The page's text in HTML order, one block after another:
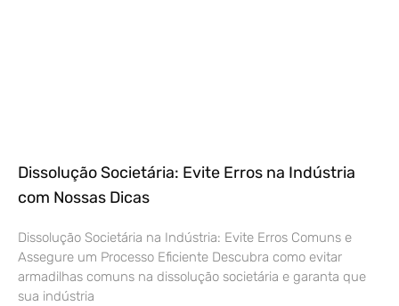
Dissolução Societária: Evite Erros na Indústria
com Nossas Dicas
Dissolução Societária na Indústria: Evite Erros Comuns e
Assegure um Processo Eficiente Descubra como evitar
armadilhas comuns na dissolução societária e garanta que
sua indústria